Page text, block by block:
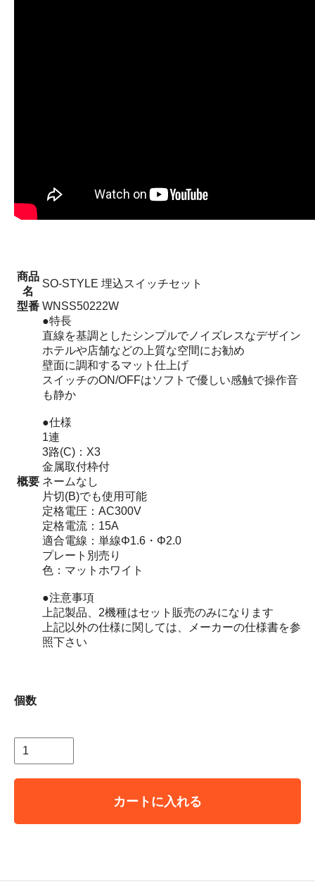
商品
名
SO-STYLE 埋込スイッチセット
型番 WNSS50222W
概要
●特長
直線を基調としたシンプルでノイズレスなデザイン
ホテルや店舗などの上質な空間にお勧め
壁面に調和するマット仕上げ
スイッチのON/OFFはソフトで優しい感触で操作音
も静か
●仕様
1連
3路(C)：X3
金属取付枠付
ネームなし
片切(B)でも使用可能
定格電圧：AC300V
定格電流：15A
適合電線：単線Φ1.6・Φ2.0
プレート別売り
色：マットホワイト
●注意事項
上記製品、2機種はセット販売のみになります
上記以外の仕様に関しては、メーカーの仕様書を参
照下さい
個数
カートに入れる